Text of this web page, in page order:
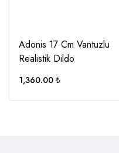
Adonis 17 Cm Vantuzlu
Realistik Dildo
1,360.00 ₺